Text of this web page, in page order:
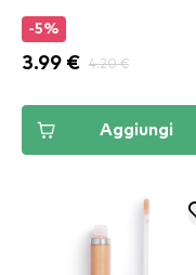
-5%
3.99 € 4.20 €
Aggiungi